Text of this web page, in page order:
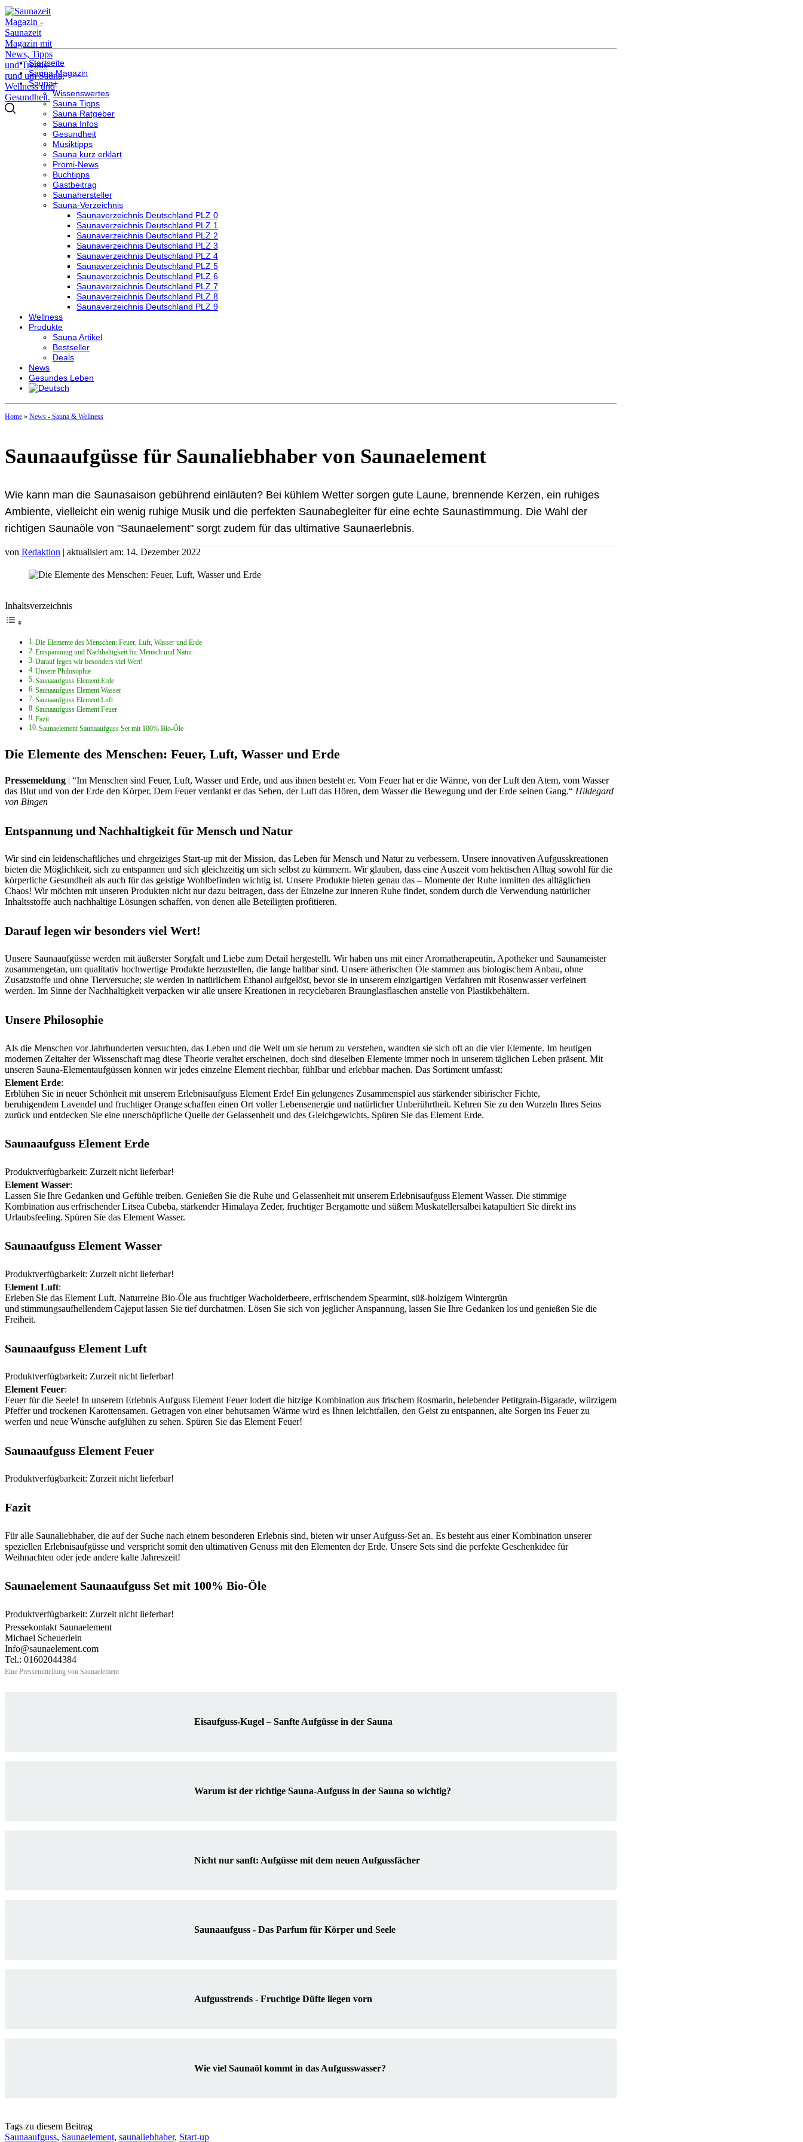
Startseite
Sauna Magazin
Sauna+
Wissenswertes
Sauna Tipps
Sauna Ratgeber
Sauna Infos
Gesundheit
Musiktipps
Sauna kurz erklärt
Promi-News
Buchtipps
Gastbeitrag
Saunahersteller
Sauna-Verzeichnis
Saunaverzeichnis Deutschland PLZ 0
Saunaverzeichnis Deutschland PLZ 1
Saunaverzeichnis Deutschland PLZ 2
Saunaverzeichnis Deutschland PLZ 3
Saunaverzeichnis Deutschland PLZ 4
Saunaverzeichnis Deutschland PLZ 5
Saunaverzeichnis Deutschland PLZ 6
Saunaverzeichnis Deutschland PLZ 7
Saunaverzeichnis Deutschland PLZ 8
Saunaverzeichnis Deutschland PLZ 9
Wellness
Produkte
Sauna Artikel
Bestseller
Deals
News
Gesundes Leben
Home » News - Sauna & Wellness
Saunaaufgüsse für Saunaliebhaber von Saunaelement
Wie kann man die Saunasaison gebührend einläuten? Bei kühlem Wetter sorgen gute Laune, brennende Kerzen, ein ruhiges
Ambiente, vielleicht ein wenig ruhige Musik und die perfekten Saunabegleiter für eine echte Saunastimmung. Die Wahl der
richtigen Saunaöle von "Saunaelement" sorgt zudem für das ultimative Saunaerlebnis.
von Redaktion | aktualisiert am: 14. Dezember 2022
Inhaltsverzeichnis
Die Elemente des Menschen: Feuer, Luft, Wasser und Erde
Entspannung und Nachhaltigkeit für Mensch und Natur
Darauf legen wir besonders viel Wert!
Unsere Philosophie
Saunaaufguss Element Erde
Saunaaufguss Element Wasser
Saunaaufguss Element Luft
Saunaaufguss Element Feuer
Fazit
Saunaelement Saunaaufguss Set mit 100% Bio-Öle
Die Elemente des Menschen: Feuer, Luft, Wasser und Erde
Pressemeldung | “Im Menschen sind Feuer, Luft, Wasser und Erde, und aus ihnen besteht er. Vom Feuer hat er die Wärme, von der Luft den Atem, vom Wasser
das Blut und von der Erde den Körper. Dem Feuer verdankt er das Sehen, der Luft das Hören, dem Wasser die Bewegung und der Erde seinen Gang.“ Hildegard
von Bingen
Entspannung und Nachhaltigkeit für Mensch und Natur
Wir sind ein leidenschaftliches und ehrgeiziges Start-up mit der Mission, das Leben für Mensch und Natur zu verbessern. Unsere innovativen Aufgusskreationen
bieten die Möglichkeit, sich zu entspannen und sich gleichzeitig um sich selbst zu kümmern. Wir glauben, dass eine Auszeit vom hektischen Alltag sowohl für die
körperliche Gesundheit als auch für das geistige Wohlbefinden wichtig ist. Unsere Produkte bieten genau das – Momente der Ruhe inmitten des alltäglichen
Chaos! Wir möchten mit unseren Produkten nicht nur dazu beitragen, dass der Einzelne zur inneren Ruhe findet, sondern durch die Verwendung natürlicher
Inhaltsstoffe auch nachhaltige Lösungen schaffen, von denen alle Beteiligten profitieren.
Darauf legen wir besonders viel Wert!
Unsere Saunaaufgüsse werden mit äußerster Sorgfalt und Liebe zum Detail hergestellt. Wir haben uns mit einer Aromatherapeutin, Apotheker und Saunameister
zusammengetan, um qualitativ hochwertige Produkte herzustellen, die lange haltbar sind. Unsere ätherischen Öle stammen aus biologischem Anbau, ohne
Zusatzstoffe und ohne Tierversuche; sie werden in natürlichem Ethanol aufgelöst, bevor sie in unserem einzigartigen Verfahren mit Rosenwasser verfeinert
werden. Im Sinne der Nachhaltigkeit verpacken wir alle unsere Kreationen in recyclebaren Braunglasflaschen anstelle von Plastikbehältern.
Unsere Philosophie
Als die Menschen vor Jahrhunderten versuchten, das Leben und die Welt um sie herum zu verstehen, wandten sie sich oft an die vier Elemente. Im heutigen
modernen Zeitalter der Wissenschaft mag diese Theorie veraltet erscheinen, doch sind dieselben Elemente immer noch in unserem täglichen Leben präsent. Mit
unseren Sauna-Elementaufgüssen können wir jedes einzelne Element riechbar, fühlbar und erlebbar machen. Das Sortiment umfasst:
Element Erde:
Erblühen Sie in neuer Schönheit mit unserem Erlebnisaufguss Element Erde! Ein gelungenes Zusammenspiel aus stärkender sibirischer Fichte,
beruhigendem Lavendel und fruchtiger Orange schaffen einen Ort voller Lebensenergie und natürlicher Unberührtheit. Kehren Sie zu den Wurzeln Ihres Seins
zurück und entdecken Sie eine unerschöpfliche Quelle der Gelassenheit und des Gleichgewichts. Spüren Sie das Element Erde.
Saunaaufguss Element Erde
Produktverfügbarkeit: Zurzeit nicht lieferbar!
Element Wasser:
Lassen Sie Ihre Gedanken und Gefühle treiben. Genießen Sie die Ruhe und Gelassenheit mit unserem Erlebnisaufguss Element Wasser. Die stimmige
Kombination aus erfrischender Litsea Cubeba, stärkender Himalaya Zeder, fruchtiger Bergamotte und süßem Muskatellersalbei katapultiert Sie direkt ins
Urlaubsfeeling. Spüren Sie das Element Wasser.
Saunaaufguss Element Wasser
Produktverfügbarkeit: Zurzeit nicht lieferbar!
Element Luft:
Erleben Sie das Element Luft. Naturreine Bio-Öle aus fruchtiger Wacholderbeere, erfrischendem Spearmint, süß-holzigem Wintergrün
und stimmungsaufhellendem Cajeput lassen Sie tief durchatmen. Lösen Sie sich von jeglicher Anspannung, lassen Sie Ihre Gedanken los und genießen Sie die
Freiheit.
Saunaaufguss Element Luft
Produktverfügbarkeit: Zurzeit nicht lieferbar!
Element Feuer:
Feuer für die Seele! In unserem Erlebnis Aufguss Element Feuer lodert die hitzige Kombination aus frischem Rosmarin, belebender Petitgrain-Bigarade, würzigem
Pfeffer und trockenen Karottensamen. Getragen von einer behutsamen Wärme wird es Ihnen leichtfallen, den Geist zu entspannen, alte Sorgen ins Feuer zu
werfen und neue Wünsche aufglühen zu sehen. Spüren Sie das Element Feuer!
Saunaaufguss Element Feuer
Produktverfügbarkeit: Zurzeit nicht lieferbar!
Fazit
Für alle Saunaliebhaber, die auf der Suche nach einem besonderen Erlebnis sind, bieten wir unser Aufguss-Set an. Es besteht aus einer Kombination unserer
speziellen Erlebnisaufgüsse und verspricht somit den ultimativen Genuss mit den Elementen der Erde. Unsere Sets sind die perfekte Geschenkidee für
Weihnachten oder jede andere kalte Jahreszeit!
Saunaelement Saunaaufguss Set mit 100% Bio-Öle
Produktverfügbarkeit: Zurzeit nicht lieferbar!
Pressekontakt Saunaelement
Michael Scheuerlein
Info@saunaelement.com
Tel.: 01602044384
Eine Pressemitteilung von Saunaelement
Eisaufguss-Kugel – Sanfte Aufgüsse in der Sauna
Warum ist der richtige Sauna-Aufguss in der Sauna so wichtig?
Nicht nur sanft: Aufgüsse mit dem neuen Aufgussfächer
Saunaaufguss - Das Parfum für Körper und Seele
Aufgusstrends - Fruchtige Düfte liegen vorn
Wie viel Saunaöl kommt in das Aufgusswasser?
Tags zu diesem Beitrag
Saunaaufguss, Saunaelement, saunaliebhaber, Start-up